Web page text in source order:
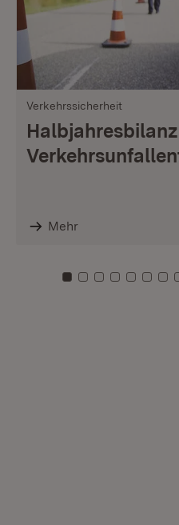
Verkehrssicherheit
Mehr
Zu Kachel: 0
Zu Kachel: 1
Zu Kachel:
ZuZuZu